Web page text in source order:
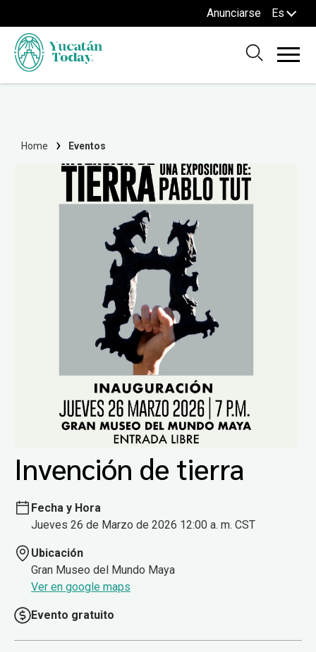
Anunciarse Es
Home Eventos
Invención de tierra
Fecha y Hora
Jueves 26 de Marzo de 2026 12:00 a. m. CST
Ubicación
Gran Museo del Mundo Maya
Ver en google maps
Evento gratuito